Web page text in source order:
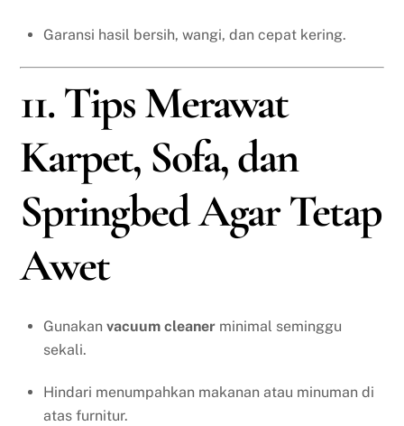
Garansi hasil bersih, wangi, dan cepat kering.
11. Tips Merawat
Karpet, Sofa, dan
Springbed Agar Tetap
Awet
Gunakan vacuum cleaner minimal seminggu
sekali.
Hindari menumpahkan makanan atau minuman di
atas furnitur.